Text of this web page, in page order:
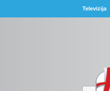
Televizija